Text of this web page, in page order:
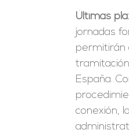
Últimas
jornadas
permitirán
España.
conexión,